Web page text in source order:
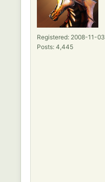
Registered: 2008-11-03
Posts: 4,445